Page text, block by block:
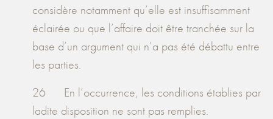
considère notamment qu’elle est insuffisamment
éclairée ou que l’affaire doit être tranchée sur la
base d’un argument qui n’a pas été débattu entre
les parties.
26 En l’occurrence, les conditions établies par
ladite disposition ne sont pas remplies.